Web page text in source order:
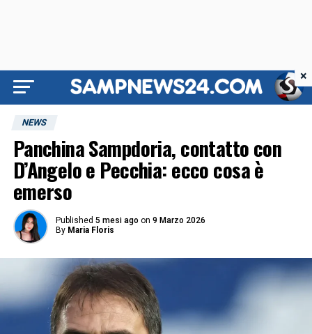
NEWS
Panchina Sampdoria, contatto con
D’Angelo e Pecchia: ecco cosa è
emerso
Published 5 mesi ago on 9 Marzo 2026
By Maria Floris
×